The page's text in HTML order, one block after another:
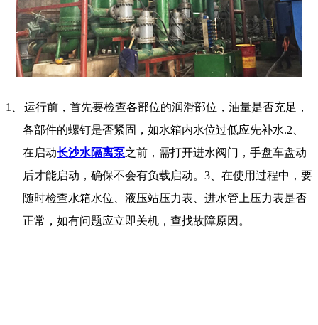
1、
运行前，首先要检查各部位的润滑部位，油量是否充足，
各部件的螺钉是否紧固，如水箱内水位过低应先补水.2
在启动长沙水隔离泵之前，需打开进水阀门，手盘车盘动
后才能启动，确保不会有负载启动。 3 、在使用过程中，要
随时检查水箱水位、液压站压力表、进水管上压力表是否
正常，如有问题应立即关机，查找故障原因。